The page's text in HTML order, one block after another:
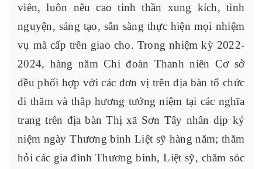
viên, luôn nêu cao tinh thần xung kích, tình
nguyện, sáng tạo, sẵn sàng thực hiện mọi nhiệm
vụ mà cấp trên giao cho. Trong nhiệm kỳ 2022-
2024, hàng năm Chi đoàn Thanh niên Cơ sở
đều phối hợp với các đơn vị trên địa bàn tổ chức
đi thăm và thắp hương tưởng niệm tại các nghĩa
trang trên địa bàn Thị xã Sơn Tây nhân dịp kỷ
niệm ngày Thương binh Liệt sỹ hàng năm; thăm
hỏi các gia đình Thương binh, Liệt sỹ, chăm sóc